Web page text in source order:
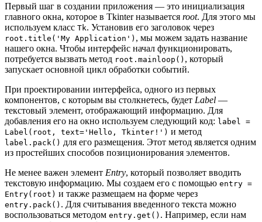
Первый шаг в создании приложения — это инициализация
главного окна, которое в Tkinter называется root. Для этого мы
используем класс Tk. Установив его заголовок через
root.title('My Application') , мы можем задать название
нашего окна. Чтобы интерфейс начал функционировать,
потребуется вызвать метод root.mainloop() , который
запускает основной цикл обработки событий.
При проектировании интерфейса, одного из первых
компонентов, с которым вы столкнетесь, будет Label —
текстовый элемент, отображающий информацию. Для
добавления его на окно используем следующий код: label =
Label(root, text='Hello, Tkinter!') и метод
label.pack() для его размещения. Этот метод является одним
из простейших способов позиционирования элементов.
Не менее важен элемент Entry, который позволяет вводить
текстовую информацию. Мы создаем его с помощью entry =
Entry(root) и также размещаем на форме через
entry.pack() . Для считывания введенного текста можно
воспользоваться методом entry.get() . Например, если нам